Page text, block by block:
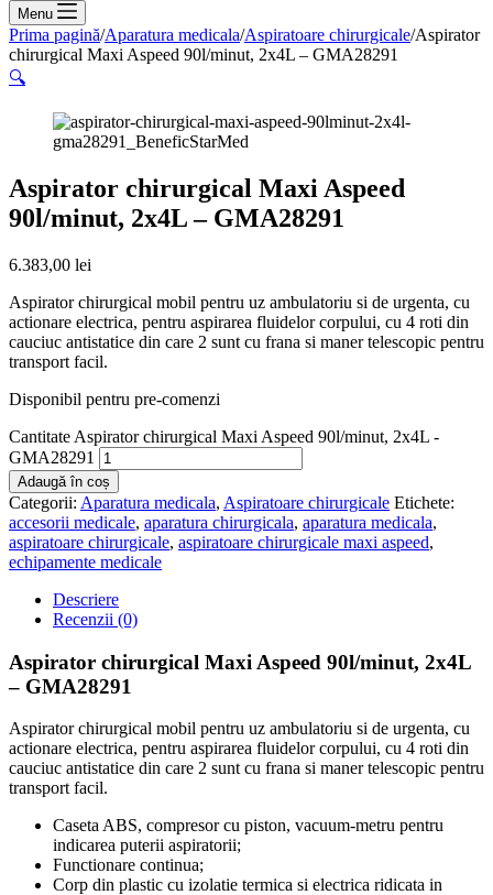
Menu
Prima pagină/Aparatura medicala/Aspiratoare chirurgicale/Aspirator
chirurgical Maxi Aspeed 90l/minut, 2x4L – GMA28291
🔍
Aspirator chirurgical Maxi Aspeed
90l/minut, 2x4L – GMA28291
6.383,00 lei
Aspirator chirurgical mobil pentru uz ambulatoriu si de urgenta, cu
actionare electrica, pentru aspirarea fluidelor corpului, cu 4 roti din
cauciuc antistatice din care 2 sunt cu frana si maner telescopic pentru
transport facil.
Disponibil pentru pre-comenzi
Cantitate Aspirator chirurgical Maxi Aspeed 90l/minut, 2x4L -
GMA28291
Adaugă în coș
Categorii: Aparatura medicala, Aspiratoare chirurgicale Etichete:
accesorii medicale, aparatura chirurgicala, aparatura medicala,
aspiratoare chirurgicale, aspiratoare chirurgicale maxi aspeed,
echipamente medicale
Descriere
Recenzii (0)
Aspirator chirurgical Maxi Aspeed 90l/minut, 2x4L
– GMA28291
Aspirator chirurgical mobil pentru uz ambulatoriu si de urgenta, cu
actionare electrica, pentru aspirarea fluidelor corpului, cu 4 roti din
cauciuc antistatice din care 2 sunt cu frana si maner telescopic pentru
transport facil.
Caseta ABS, compresor cu piston, vacuum-metru pentru
indicarea puterii aspiratorii;
Functionare continua;
Corp din plastic cu izolatie termica si electrica ridicata in